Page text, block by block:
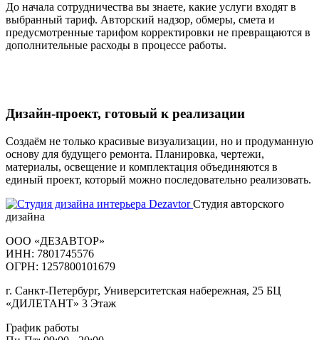
До начала сотрудничества вы знаете, какие услуги входят в
выбранный тариф. Авторский надзор, обмеры, смета и
предусмотренные тарифом корректировки не превращаются в
дополнительные расходы в процессе работы.
Дизайн-проект, готовый к реализации
Создаём не только красивые визуализации, но и продуманную
основу для будущего ремонта. Планировка, чертежи,
материалы, освещение и комплектация объединяются в
единый проект, который можно последовательно реализовать.
Студия авторского
дизайна
ООО «ДЕЗАВТОР»
ИНН: 7801745576
ОГРН: 1257800101679
г. Санкт-Петербург, Университетская набережная, 25 БЦ
«ДИЛЕТАНТ» 3 Этаж
График работы